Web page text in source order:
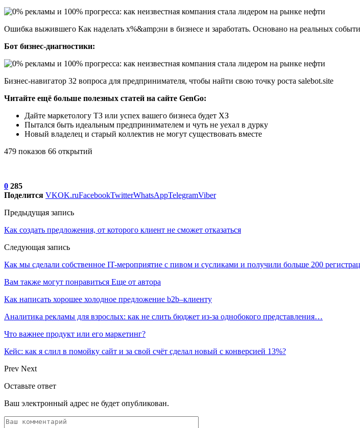
Ошибка выжившего Как наделать х%&amp;ни в бизнесе и заработать. Основано на реальных
Бот бизнес-диагностики:
Бизнес-навигатор 32 вопроса для предпринимателя, чтобы найти свою точку роста salebot.site
Читайте ещё больше полезных статей на сайте GenGo:
Дайте маркетологу ТЗ или успех вашего бизнеса будет ХЗ
Пытался быть идеальным предпринимателем и чуть не уехал в дурку
Новый владелец и старый коллектив не могут существовать вместе
479 показов 66 открытий
0 285
Поделится VKOK.ruFacebookTwitterWhatsAppTelegramViber
Предыдущая запись
Как создать предложения, от которого клиент не сможет отказаться
Следующая запись
Как мы сделали собственное IT-мероприятие с пивом и сусликами и получили больше 200
Вам также могут понравиться Еще от автора
Как написать хорошее холодное предложение b2b–клиенту
Аналитика рекламы для взрослых: как не слить бюджет из-за однобокого представления…
Что важнее продукт или его маркетинг?
Кейс: как я слил в помойку сайт и за свой счёт сделал новый с конверсией 13%?
Prev Next
Оставьте ответ
Ваш электронный адрес не будет опубликован.